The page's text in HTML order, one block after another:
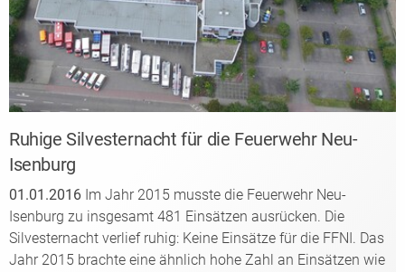
Ruhige Silvesternacht für die Feuerwehr Neu-
Isenburg
01.01.2016 Im Jahr 2015 musste die Feuerwehr Neu-
Isenburg zu insgesamt 481 Einsätzen ausrücken. Die
Silvesternacht verlief ruhig: Keine Einsätze für die FFNI. Das
Jahr 2015 brachte eine ähnlich hohe Zahl an Einsätzen wie